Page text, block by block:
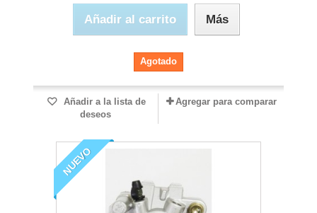
Añadir al carrito Más
Agotado
Añadir a la lista de
deseos
Agregar para comparar
NUEVO